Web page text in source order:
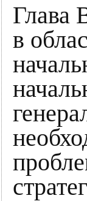
Глава
в